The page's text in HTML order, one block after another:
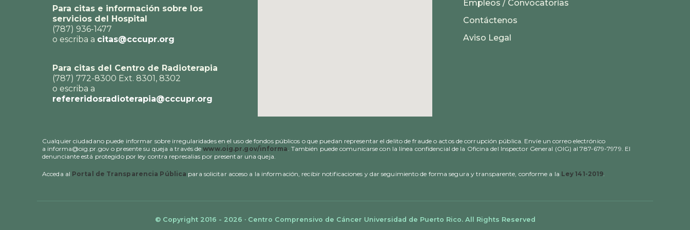
Para citas e información sobre los
servicios del Hospital
(787) 936-1477
o escriba a citas@cccupr.org
Para citas del Centro de Radioterapia
(787) 772-8300 Ext. 8301, 8302
o escriba a
refereridosradioterapia@cccupr.org
Empleos / Convocatorias
Contáctenos
Aviso Legal
Cualquier ciudadano puede informar sobre irregularidades en el uso de fondos públicos o que puedan representar el delito de fraude o actos de corrupción pública. Envíe un correo electrónico
a informa@oig.pr.gov o presente su queja a través dewww.oig.pr.gov/informa . También puede comunicarse con la línea confidencial de la Oficina del Inspector General (OIG) al 787-679-7979. El
denunciante está protegido por ley contra represalias por presentar una queja.
Acceda al Portal de Transparencia Pública para solicitar acceso a la información, recibir notificaciones y dar seguimiento de forma segura y transparente, conforme a la Ley 141-2019
© Copyright 2016 - 2026 · Centro Comprensivo de Cáncer Universidad de Puerto Rico. All Rights Reserved